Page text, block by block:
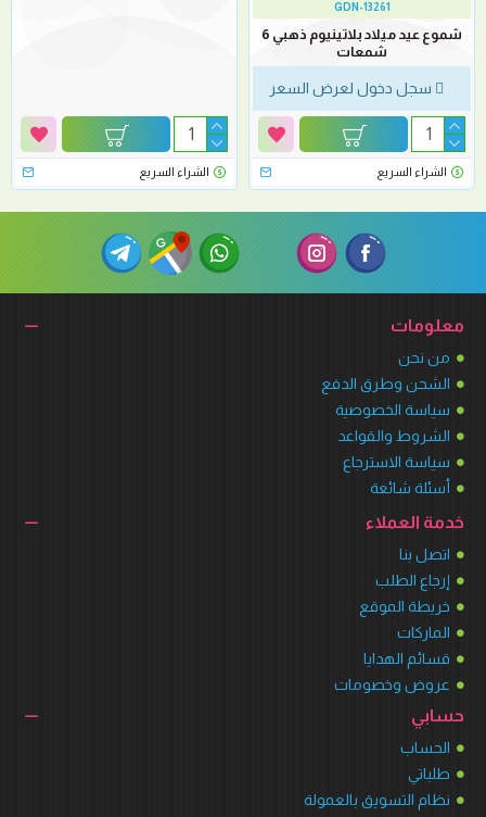
GDN-13261
شموع عيد ميلاد بلاتينيوم ذهبي 6
شمعات
سجل دخول لعرض السعر
الشراء السريع الشراء السريع
معلومات
من نحن
الشحن وطرق الدفع
سياسة الخصوصية
الشروط والقواعد
سياسة الاسترجاع
أسئلة شائعة
خدمة العملاء
اتصل بنا
إرجاع الطلب
خريطة الموقع
الماركات
قسائم الهدايا
عروض وخصومات
حسابي
الحساب
طلباتي
نظام التسويق بالعمولة